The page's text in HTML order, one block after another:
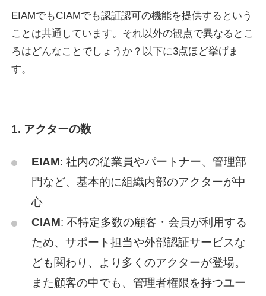
EIAMでもCIAMでも認証認可の機能を提供するという
ことは共通しています。それ以外の観点で異なるとこ
ろはどんなことでしょうか？以下に3点ほど挙げま
す。
1. アクターの数
EIAM: 社内の従業員やパートナー、管理部
門など、基本的に組織内部のアクターが中
心
CIAM: 不特定多数の顧客・会員が利用する
ため、サポート担当や外部認証サービスな
ども関わり、より多くのアクターが登場。
また顧客の中でも、管理者権限を持つユー